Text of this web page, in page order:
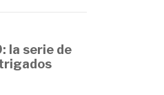
la serie de